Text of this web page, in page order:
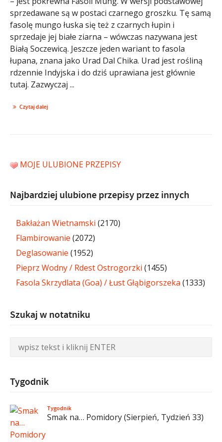
sprzedawane są w postaci czarnego groszku. Tę samą
fasolę mungo łuska się też z czarnych łupin i
sprzedaje jej białe ziarna – wówczas nazywana jest
Białą Soczewicą. Jeszcze jeden wariant to fasola
łupana, znana jako Urad Dal Chika. Urad jest rośliną
rdzennie Indyjska i do dziś uprawiana jest głównie
tutaj. Zazwyczaj ...
Czytaj dalej
MOJE ULUBIONE PRZEPISY
Najbardziej ulubione przepisy przez innych
Bakłażan Wietnamski (2170)
Flambirowanie (2072)
Deglasowanie (1952)
Pieprz Wodny / Rdest Ostrogorzki (1455)
Fasola Skrzydlata (Goa) / Łust Głąbigorszeka (1333)
Szukaj w notatniku
Tygodnik
Tygodnik
Smak na… Pomidory (Sierpień, Tydzień 33)